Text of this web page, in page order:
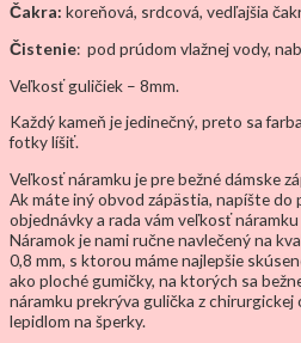
Čakra: koreňová, srdcová, vedľajšia
Čistenie: pod prúdom vlažnej vody,
Veľkosť guličiek – 8mm.
Každý kameň je jedinečný, preto sa
fotky líšiť.
Veľkosť náramku je pre bežné dámske
Ak máte iný obvod zápästia, napíšte
objednávky a rada vám veľkosť
Náramok je nami ručne navlečený na
0,8 mm, s ktorou máme najlepšie
ako ploché gumičky, na ktorých sa
náramku prekrýva gulička z chirurgickej
lepidlom na šperky.